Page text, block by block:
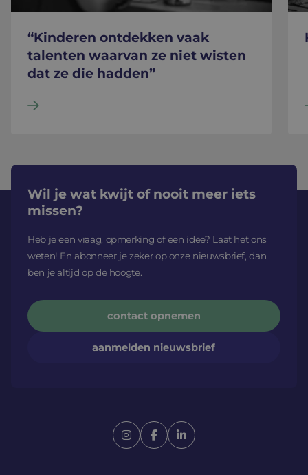
“Kinderen ontdekken vaak
talenten waarvan ze niet wisten
dat ze die hadden”
Wil je wat kwijt of nooit meer iets
missen?
Heb je een vraag, opmerking of een idee? Laat het ons
weten! En abonneer je zeker op onze nieuwsbrief, dan
ben je altijd op de hoogte.
contact opnemen
aanmelden nieuwsbrief